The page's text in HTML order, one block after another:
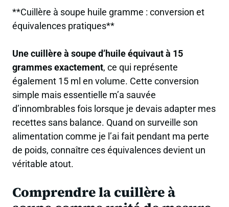
**Cuillère à soupe huile gramme : conversion et
équivalences pratiques**
Une cuillère à soupe d’huile équivaut à 15
grammes exactement, ce qui représente
également 15 ml en volume. Cette conversion
simple mais essentielle m’a sauvée
d’innombrables fois lorsque je devais adapter mes
recettes sans balance. Quand on surveille son
alimentation comme je l’ai fait pendant ma perte
de poids, connaître ces équivalences devient un
véritable atout.
Comprendre la cuillère à